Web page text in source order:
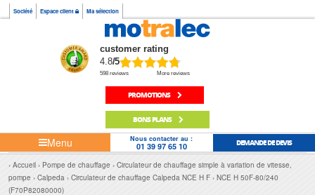
Société Espace client Ma sélection
customer rating
4.8/5
598 reviews More reviews
PROMOTIONS
BONS PLANS
Menu Nous contacter au :
01 39 97 65 10 DEMANDE DE DEVIS
Accueil Pompe de chauffage
Circulateur de chauffage simple à variation de vitesse,
pompe
Calpeda Circulateur de chauffage Calpeda NCE H F
NCE H 50F-80/240
(F70P82080000)